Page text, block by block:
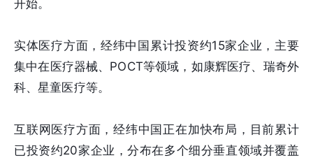
开始。
实体医疗方面，经纬中国累计投资约15家企业，主要
集中在医疗器械、POCT等领域，如康辉医疗、瑞奇外
科、星童医疗等。
互联网医疗方面，经纬中国正在加快布局，目前累计
已投资约20家企业，分布在多个细分垂直领域并覆盖